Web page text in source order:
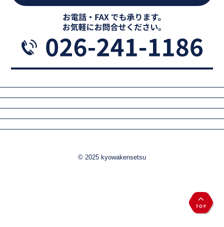
© 2025 kyowakensetsu